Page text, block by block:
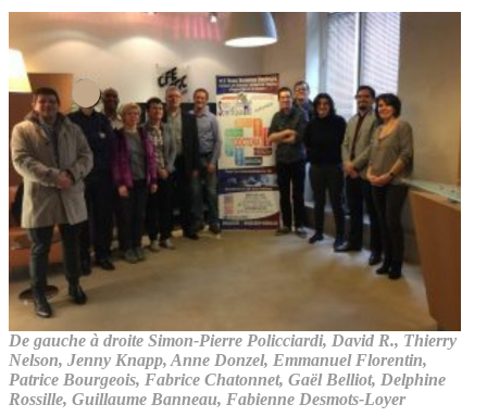
De gauche à droite Simon-Pierre Policciardi, David R., Thierry
Nelson, Jenny Knapp, Anne Donzel, Emmanuel Florentin,
Patrice Bourgeois, Fabrice Chatonnet, Gaël Belliot, Delphine
Rossille, Guillaume Banneau, Fabienne Desmots-Loyer